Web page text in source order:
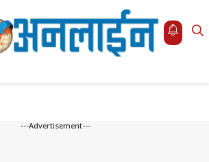
---Advertisement---